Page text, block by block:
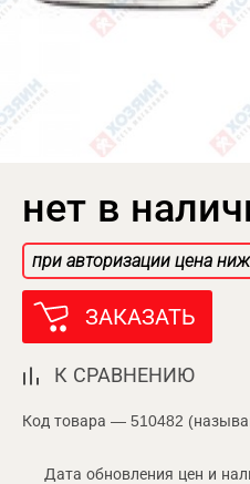
нет в
при авторизации цена
ЗАКАЗАТЬ
К СРАВНЕНИЮ
Код товара — 510482
Дата обновления цен и